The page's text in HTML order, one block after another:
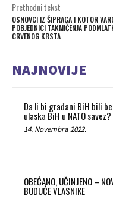
Prethodni tekst
OSNOVCI IZ ŠIPRAGA I KOTOR
POBJEDNICI TAKMIČENJA
CRVENOG KRSTA
NAJNOVIJE
Da li bi građani BiH bili
ulaska BiH u NATO savez?
14. Novembra 2022.
OBEĆANO, UČINJENO –
BUDUĆE VLASNIKE